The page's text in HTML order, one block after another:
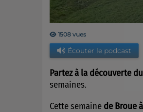
1508 vues
Écouter le podcast
Partez à la découverte
semaines.
Cette semaine de Broue